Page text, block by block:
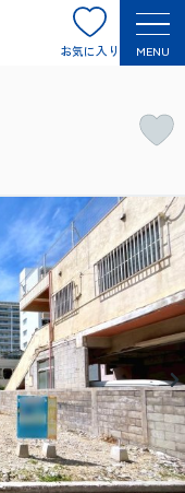
お気に入り MENU